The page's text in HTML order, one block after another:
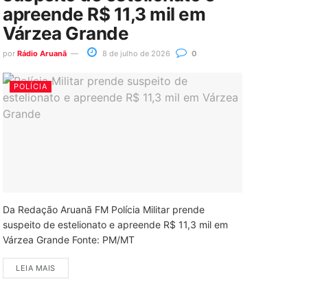
apreende R$ 11,3 mil em
Várzea Grande
por Rádio Aruanã 8 de julho de 2026 0
POLÍCIA
Da Redação Aruanã FM Polícia Militar prende
suspeito de estelionato e apreende R$ 11,3 mil em
Várzea Grande Fonte: PM/MT
LEIA MAIS